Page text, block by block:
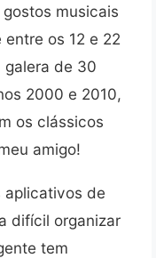
musicais
os 12 e 22
galera de 30
2000 e 2010,
os clássicos
amigo!
aplicativos de
difícil organizar
tem